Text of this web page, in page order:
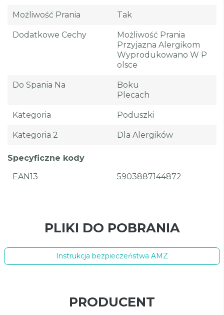
Możliwość Prania Tak
Dodatkowe Cechy
Możliwość Prania
Przyjazna Alergikom
Wyprodukowano W P
Olsce
Do Spania Na
Boku
Plecach
Kategoria Poduszki
Kategoria 2 Dla Alergików
Specyficzne kody
EAN13
5903887144872
PLIKI DO POBRANIA
Instrukcja bezpieczeństwa AMZ
PRODUCENT